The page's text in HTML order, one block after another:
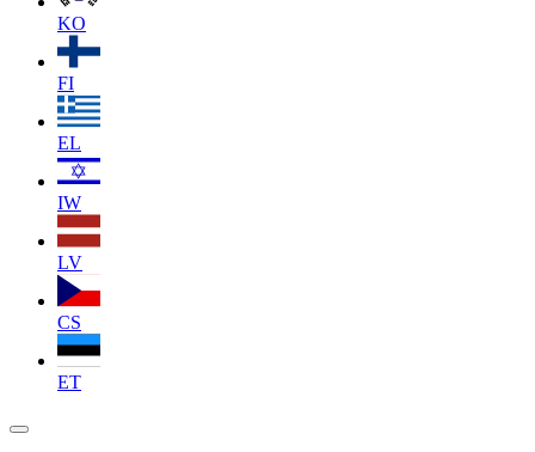
KO
FI
EL
IW
LV
CS
ET